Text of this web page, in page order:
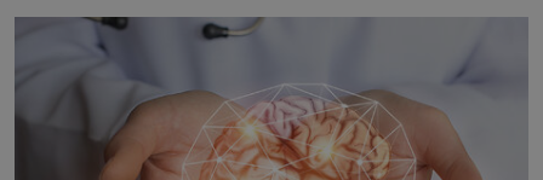
král. Nebo že by ne? Mongolové od roku 1223
postupují podél Kaspického a Azovského moře,